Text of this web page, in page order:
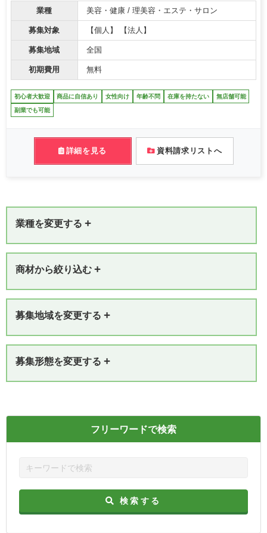
業種 美容・健康 / 理美容・エステ・サロン
募集対象 【個人】 【法人】
募集地域 全国
初期費用 無料
初心者大歓迎 商品に自信あり 女性向け 年齢不問 在庫を持たない 無店舗可能
副業でも可能
詳細を見る 資料請求リストへ
業種を変更する +
商材から絞り込む +
募集地域を変更する +
募集形態を変更する +
フリーワードで検索
検索する